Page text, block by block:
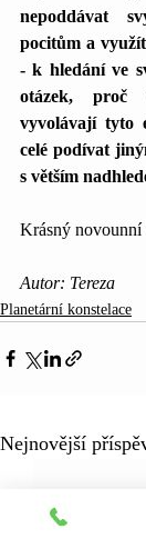
nepoddávat
pocitům a
- k hledání ve
otázek, proč
vyvolávají tyto
celé podívat
s větším
Krásný novounní
Autor: Tereza
Planetární konstelace
Nejnovější